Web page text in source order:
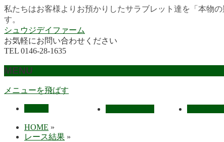
私たちはお客様よりお預かりしたサラブレット達を「本物
す。
シュウジデイファーム
お気軽にお問い合わせください
TEL 0146-28-1635
MENU
メニューを飛ばす
HOME »
レース結果 »